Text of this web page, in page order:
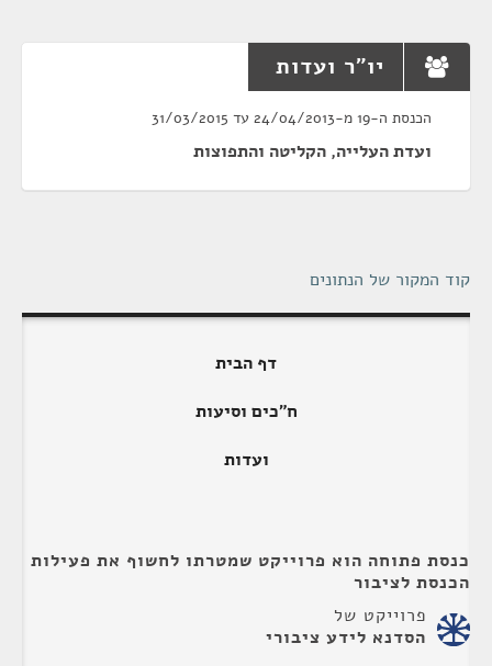
יו"ר ועדות
הכנסת ה-19 מ-24/04/2013 עד 31/03/2015
ועדת העלייה, הקליטה והתפוצות
קוד המקור של הנתונים
דף הבית
ח"כים וסיעות
ועדות
כנסת פתוחה הוא פרוייקט שמטרתו לחשוף את פעילות
הכנסת לציבור
פרוייקט של
הסדנא לידע ציבורי